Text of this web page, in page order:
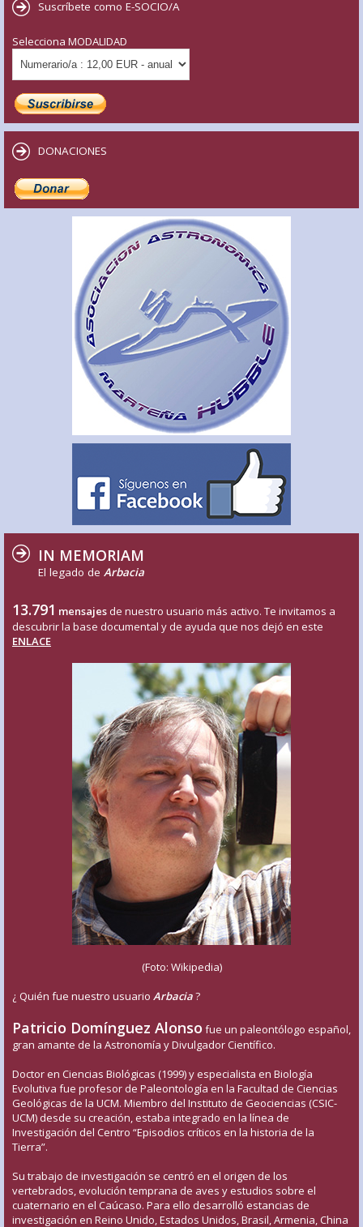
Suscríbete como E-SOCIO/A
Selecciona MODALIDAD
DONACIONES
IN MEMORIAM
El legado de Arbacia
13.791 mensajes de nuestro usuario más activo. Te invitamos a
descubrir la base documental y de ayuda que nos dejó en este
ENLACE
(Foto: Wikipedia)
¿ Quién fue nuestro usuario Arbacia?
Patricio Domínguez Alonso fue un paleontólogo español,
gran amante de la Astronomía y Divulgador Científico.
Doctor en Ciencias Biológicas (1999) y especialista en Biología
Evolutiva fue profesor de Paleontología en la Facultad de Ciencias
Geológicas de la UCM. Miembro del Instituto de Geociencias (CSIC-
UCM) desde su creación, estaba integrado en la línea de
Investigación del Centro “Episodios críticos en la historia de la
Tierra”.
Su trabajo de investigación se centró en el origen de los
vertebrados, evolución temprana de aves y estudios sobre el
cuaternario en el Caúcaso. Para ello desarrolló estancias de
investigación en Reino Unido, Estados Unidos, Brasil, Armenia, China